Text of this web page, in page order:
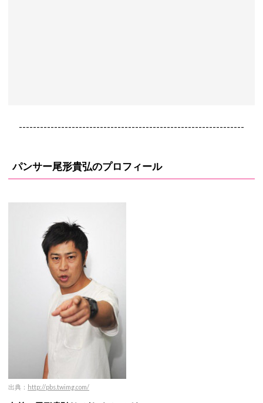
----------------------------------------------------------------
パンサー尾形貴弘のプロフィール
出典： http://pbs.twimg.com/